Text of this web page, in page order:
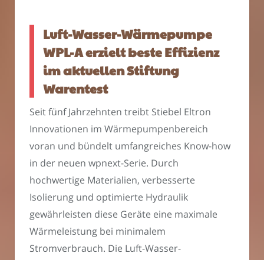
Luft-Wasser-Wärmepumpe
WPL-A erzielt beste Effizienz
im aktuellen Stiftung
Warentest
Seit fünf Jahrzehnten treibt Stiebel Eltron
Innovationen im Wärmepumpenbereich
voran und bündelt umfangreiches Know-how
in der neuen wpnext-Serie. Durch
hochwertige Materialien, verbesserte
Isolierung und optimierte Hydraulik
gewährleisten diese Geräte eine maximale
Wärmeleistung bei minimalem
Stromverbrauch. Die Luft-Wasser-